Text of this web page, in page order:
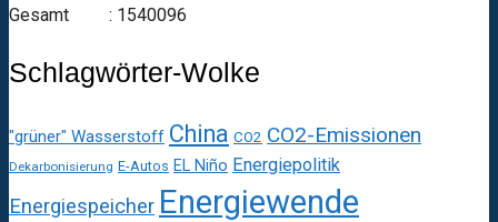
Gesamt : 1540096
Schlagwörter-Wolke
"grüner" Wasserstoff China CO2 CO2-Emissionen
Dekarbonisierung E-Autos EL Niño Energiepolitik
Energiespeicher Energiewende